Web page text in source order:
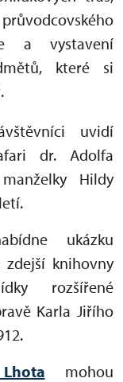
a vystavení
které si
uvidí
dr. Adolfa
Hildy
ukázku
knihovny
rozšířené
Karla Jiřího
mohou